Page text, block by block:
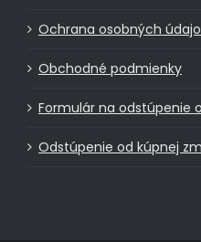
Ochrana osobných
Obchodné podmienky
Formulár na odstúpenie
Odstúpenie od kúpnej